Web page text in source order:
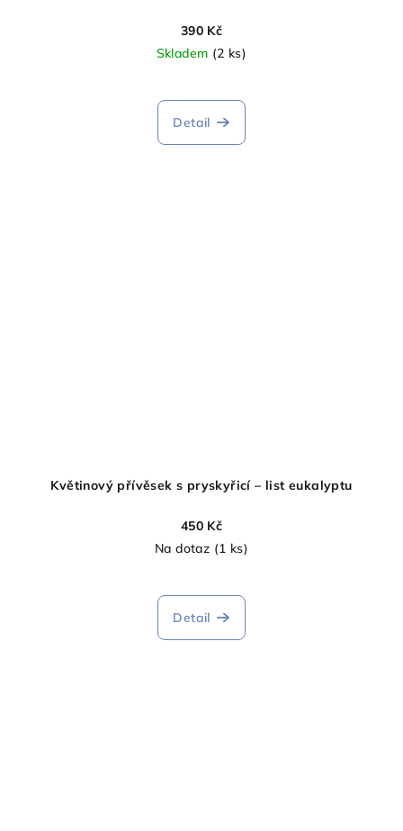
390 Kč
Skladem (2 ks)
Detail
Květinový přívěsek s pryskyřicí – list eukalyptu
450 Kč
Na dotaz (1 ks)
Detail